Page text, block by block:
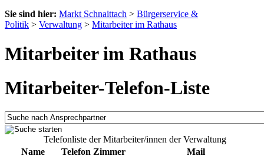
Sie sind hier: Markt Schnaittach > Bürgerservice &
Politik > Verwaltung > Mitarbeiter im Rathaus
Mitarbeiter im Rathaus
Mitarbeiter-Telefon-Liste
Telefonliste der Mitarbeiter/innen der Verwaltung
Name
Telefon Zimmer
Mail